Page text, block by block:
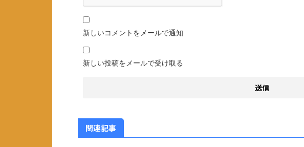
新しいコメントをメールで通知
新しい投稿をメールで受け取る
関連記事